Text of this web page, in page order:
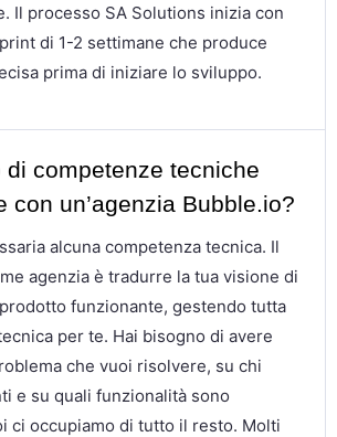
Il processo SA Solutions inizia con
di 1-2 settimane che produce
prima di iniziare lo sviluppo.
di competenze tecniche
con un’agenzia Bubble.io?
alcuna competenza tecnica. Il
agenzia è tradurre la tua visione di
funzionante, gestendo tutta
per te. Hai bisogno di avere
che vuoi risolvere, su chi
e su quali funzionalità sono
ci occupiamo di tutto il resto. Molti